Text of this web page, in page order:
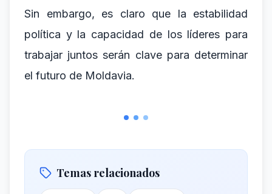
Sin embargo, es claro que la estabilidad
política y la capacidad de los líderes para
trabajar juntos serán clave para determinar
el futuro de Moldavia.
Temas relacionados